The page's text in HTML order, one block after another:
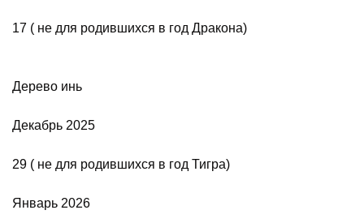
17 ( не для родившихся в год Дракона)
Дерево инь
Декабрь 2025
29 ( не для родившихся в год Тигра)
Январь 2026